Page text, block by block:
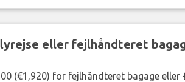
eller fejlhåndteret
(€1,920) for fejlhåndteret bagage